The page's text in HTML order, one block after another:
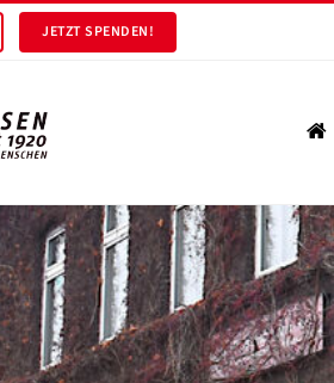
JETZT SPENDEN!